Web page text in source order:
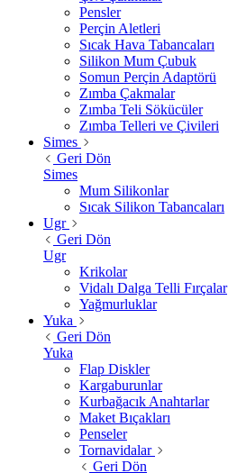
Pensler
Perçin Aletleri
Sıcak Hava Tabancaları
Silikon Mum Çubuk
Somun Perçin Adaptörü
Zımba Çakmalar
Zımba Teli Sökücüler
Zımba Telleri ve Çivileri
Simes
Geri Dön
Simes
Mum Silikonlar
Sıcak Silikon Tabancaları
Ugr
Geri Dön
Ugr
Krikolar
Vidalı Dalga Telli Fırçalar
Yağmurluklar
Yuka
Geri Dön
Yuka
Flap Diskler
Kargaburunlar
Kurbağacık Anahtarlar
Maket Bıçakları
Penseler
Tornavidalar
Geri Dön